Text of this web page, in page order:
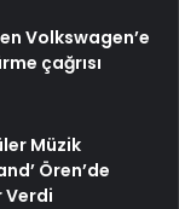
Volkswagen’e
çağrısı
Müzik
Ören’de
Verdi